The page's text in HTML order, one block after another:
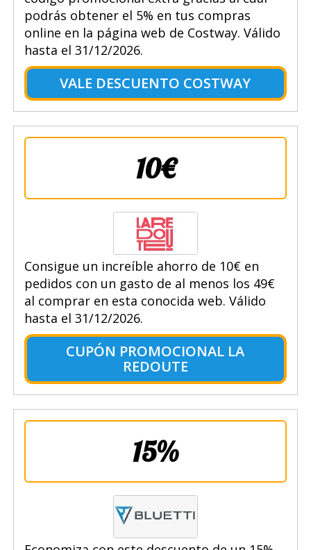
podrás obtener el 5% en tus compras
online en la página web de Costway. Válido
hasta el 31/12/2026.
VALE DESCUENTO COSTWAY
10€
Consigue un increíble ahorro de 10€ en
pedidos con un gasto de al menos los 49€
al comprar en esta conocida web. Válido
hasta el 31/12/2026.
CUPÓN PROMOCIONAL LA
REDOUTE
15%